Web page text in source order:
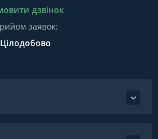
дзвінок
заявок:
Цілодобово